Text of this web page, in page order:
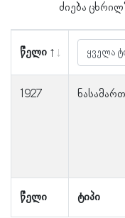
ძიება
წელი
წელი ტიპი
1927